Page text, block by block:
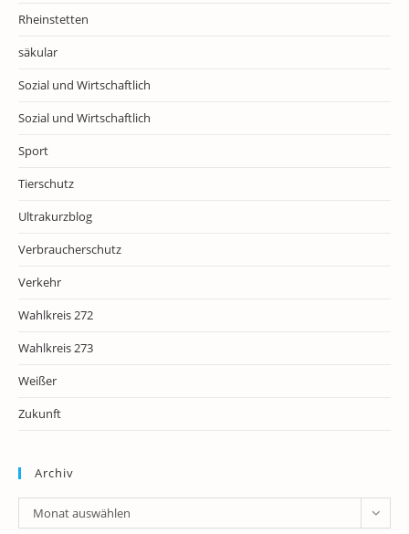
Rheinstetten
säkular
Sozial und Wirtschaftlich
Sozial und Wirtschaftlich
Sport
Tierschutz
Ultrakurzblog
Verbraucherschutz
Verkehr
Wahlkreis 272
Wahlkreis 273
Weißer
Zukunft
Archiv
Archiv
Monat auswählen